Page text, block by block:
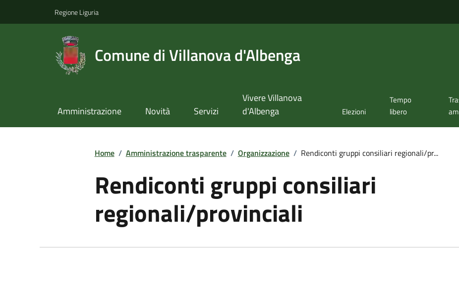
Regione Liguria
Comune di Villanova d'Albenga
Amministrazione Novità Servizi
Vivere Villanova
d'Albenga
Elezioni
Tempo
libero
Home / Amministrazione trasparente / Organizzazione / Rendiconti gruppi consiliari regionali/pr...
Rendiconti gruppi consiliari
regionali/provinciali